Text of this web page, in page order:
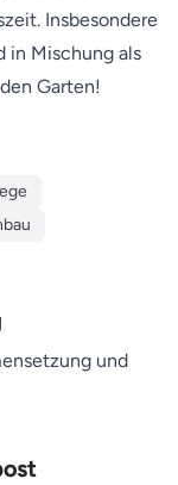
Insbesondere
in Mischung als
Garten!
und